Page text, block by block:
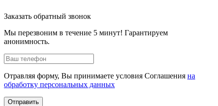
Заказать обратный звонок
Мы перезвоним в течение 5 минут! Гарантируем
анонимность.
Отравляя форму, Вы принимаете условия Соглашения на
обработку персональных данных
Отправить